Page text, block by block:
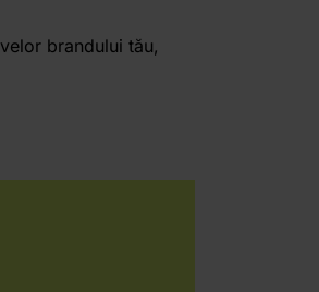
brandului tău,